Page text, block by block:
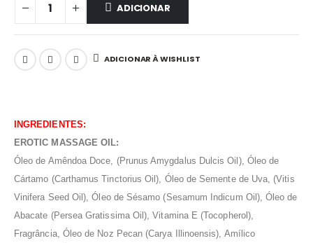
ADICIONAR
ADICIONAR À WISHLIST
INGREDIENTES:
EROTIC MASSAGE OIL:
Óleo de Amêndoa Doce, (Prunus Amygdalus Dulcis Oil), Óleo de
Cártamo (Carthamus Tinctorius Oil), Óleo de Semente de Uva, (Vitis
Vinifera Seed Oil), Óleo de Sésamo (Sesamum Indicum Oil), Óleo de
Abacate (Persea Gratissima Oil), Vitamina E (Tocopherol),
Fragrância, Óleo de Noz Pecan (Carya Illinoensis), Amílico